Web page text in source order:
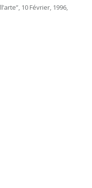
10 Février, 1996,